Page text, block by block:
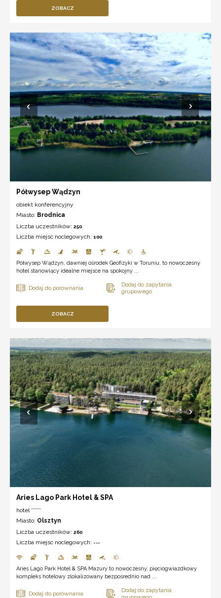
ZOBACZ
Półwysep Wądzyn
obiekt konferencyjny
Miasto: Brodnica
Liczba uczestników: 250
Liczba miejsc noclegowych: 100
Półwysep Wądzyn, dawniej ośrodek Geofizyki w Toruniu, to nowoczesny
hotel stanowiący idealne miejsce na spokojny ...
ZOBACZ
Aries Lago Park Hotel & SPA
hotel *****
Miasto: Olsztyn
Liczba uczestników: 260
Liczba miejsc noclegowych: ---
Aries Lago Park Hotel & SPA Mazury to nowoczesny, pięciogwiazdkowy
kompleks hotelowy zlokalizowany bezpośrednio nad ...